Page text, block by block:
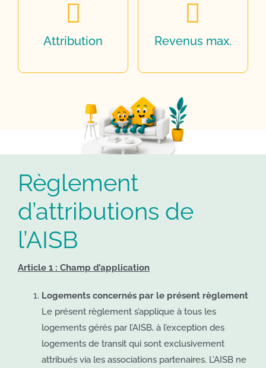
Attribution Revenus max.
Règlement
d’attributions de
l’AISB
Article 1 : Champ d’application
Logements concernés par le présent règlement
Le présent règlement s’applique à tous les
logements gérés par l’AISB, à l’exception des
logements de transit qui sont exclusivement
attribués via les associations partenaires. L’AISB ne